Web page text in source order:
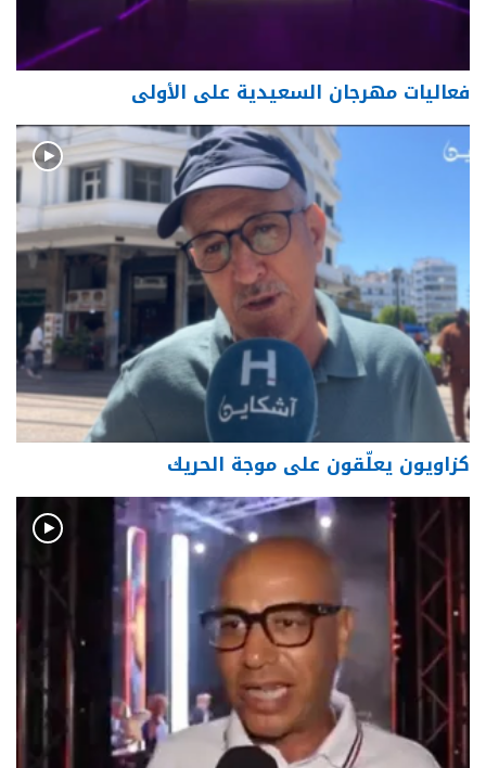
فعاليات مهرجان السعيدية على الأولى
كزاويون يعلّقون على موجة الحريك